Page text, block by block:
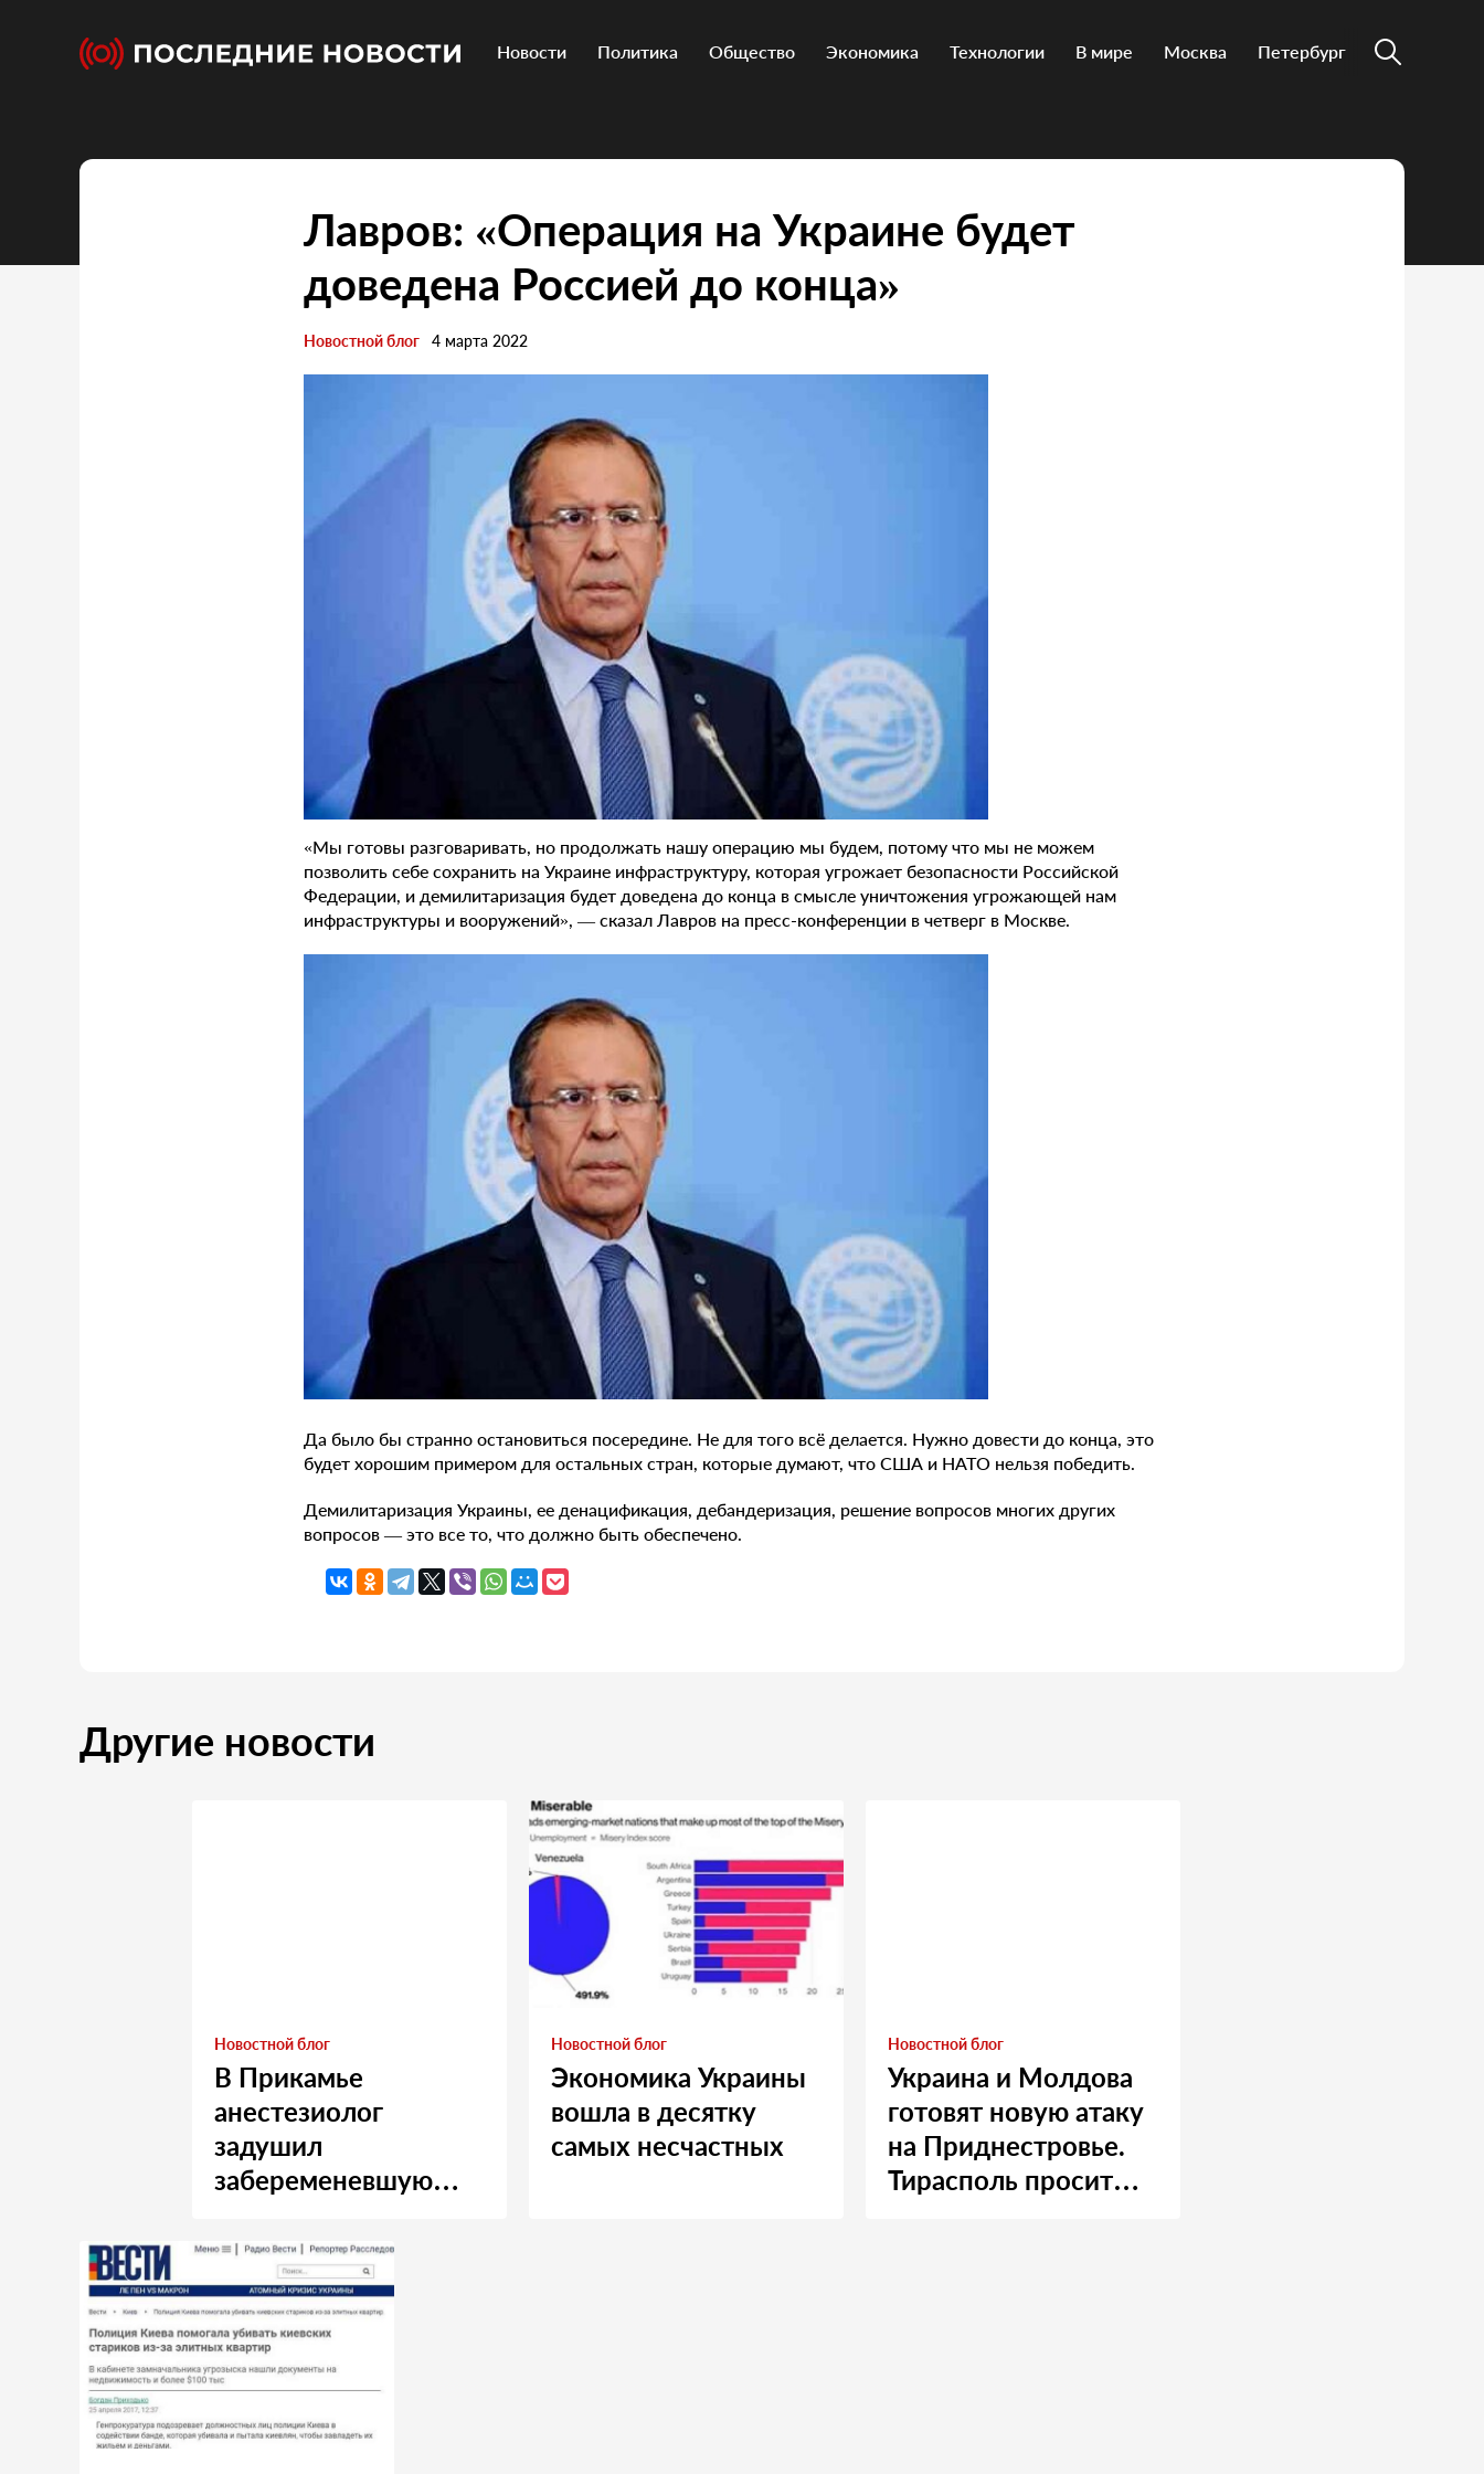
Новости Политика Общество Экономика Технологии В мире Москва Петербург
Лавров: «Операция на Украине будет
доведена Россией до конца»
Новостной блог 4 марта 2022
«Мы готовы разговаривать, но продолжать нашу операцию мы будем, потому что мы не можем
позволить себе сохранить на Украине инфраструктуру, которая угрожает безопасности Российской
Федерации, и демилитаризация будет доведена до конца в смысле уничтожения угрожающей нам
инфраструктуры и вооружений», — сказал Лавров на пресс-конференции в четверг в Москве.
Да было бы странно остановиться посередине. Не для того всё делается. Нужно довести до конца, это
будет хорошим примером для остальных стран, которые думают, что США и НАТО нельзя победить.
Демилитаризация Украины, ее денацификация, дебандеризация, решение вопросов многих других
вопросов — это все то, что должно быть обеспечено.
Другие новости
Новостной блог
В Прикамье
анестезиолог
задушил
забеременевшую
Новостной блог
Экономика Украины
вошла в десятку
самых несчастных
Новостной блог
Украина и Молдова
готовят новую атаку
на Приднестровье.
Тирасполь просит